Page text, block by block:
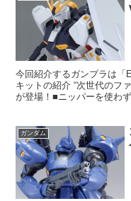
今回紹介するガンプラは「
キットの紹介 “次世代のフ
が登場！■ニッパーを使わ
ガンダム